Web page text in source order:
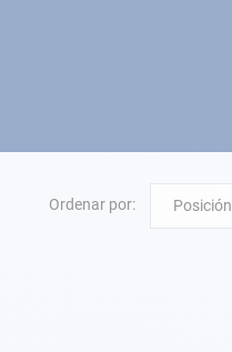
Ordenar por: Posición